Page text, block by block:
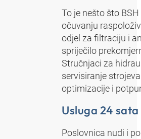
To je nešto što
očuvanju
odjel za filtraciju i
spriječilo
Stručnjaci za
servisiranje
optimizacije i
Usluga 24
Poslovnica nudi i